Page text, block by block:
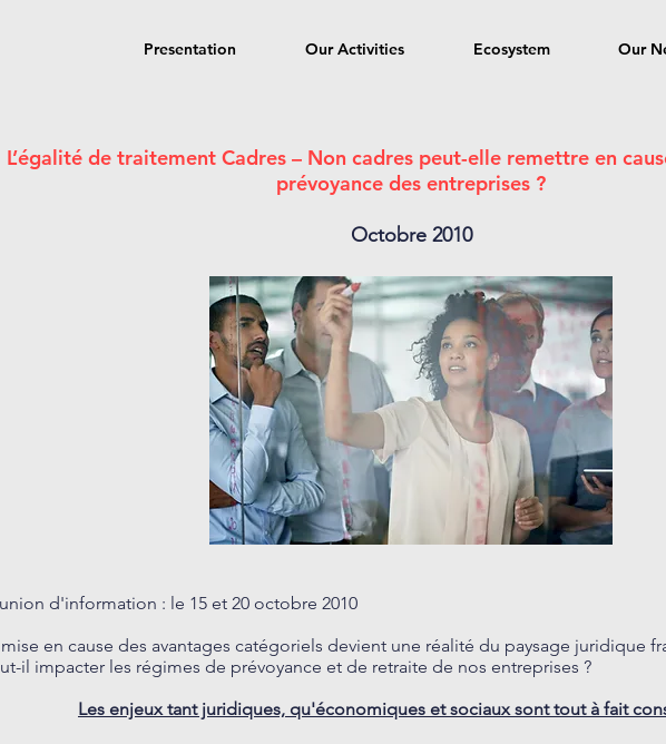
Presentation Our Activities Ecosystem Our
L’égalité de traitement Cadres – Non cadres peut-elle remettre en
prévoyance des entreprises ?
Octobre 2010
d'information : le 15 et 20 octobre 2010
mise en cause des avantages catégoriels devient une réalité du paysage juridique
il impacter les régimes de prévoyance et de retraite de nos entreprises ?
Les enjeux tant juridiques, qu'économiques et sociaux sont tout à fait